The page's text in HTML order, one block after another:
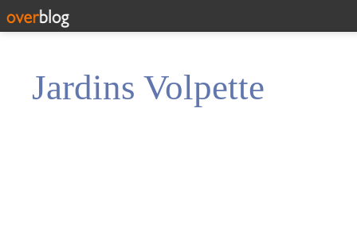
Jardins Volpette